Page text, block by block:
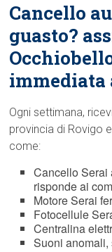
Cancello
guasto?
immediata
Ogni settimana,
provincia di Rovigo
come:
Cancello Serai
risponde ai
Motore Serai
Fotocellule
Centralina
Suoni anomali,